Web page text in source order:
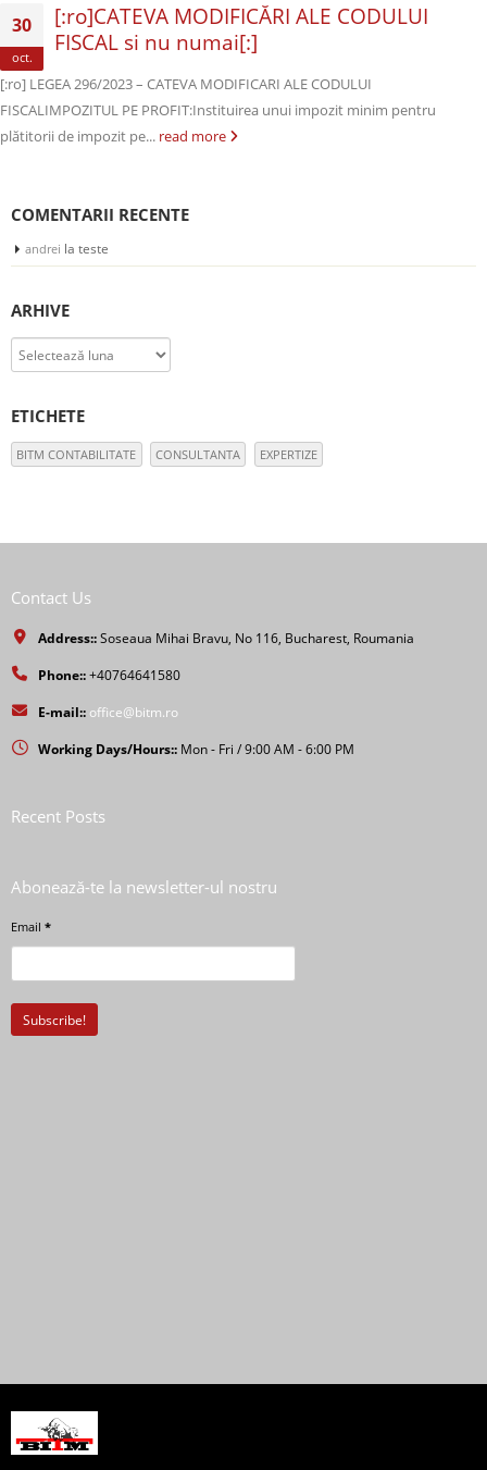
30
oct.
[:ro]CATEVA MODIFICĂRI ALE CODULUI
FISCAL si nu numai[:]
[:ro] LEGEA 296/2023 – CATEVA MODIFICARI ALE CODULUI
FISCALIMPOZITUL PE PROFIT:Instituirea unui impozit minim pentru
plătitorii de impozit pe... read more
COMENTARII RECENTE
andrei la teste
ARHIVE
Arhive
ETICHETE
BITM CONTABILITATE CONSULTANTA EXPERTIZE
Contact Us
Address::Soseaua Mihai Bravu, No 116, Bucharest, Roumania
Phone::+40764641580
E-mail:: office@bitm.ro
Working Days/Hours:: Mon - Fri / 9:00 AM - 6:00 PM
Recent Posts
Abonează-te la newsletter-ul nostru
Email *